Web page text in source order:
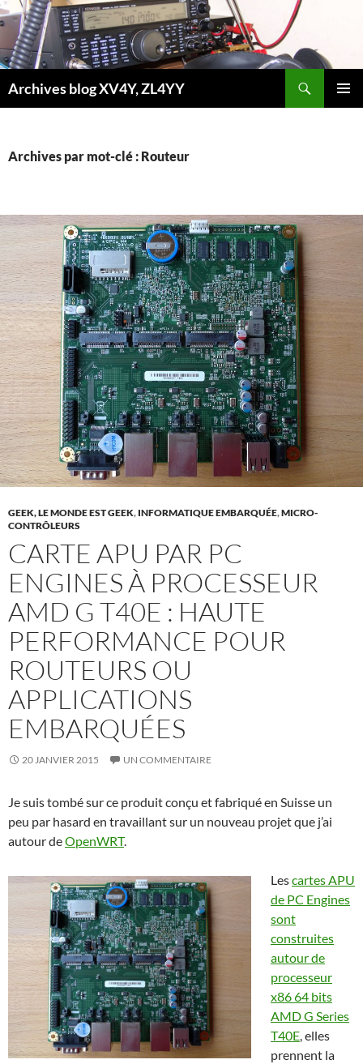
Aller
au
contenu
Archives blog XV4Y, ZL4YY
Archives par mot-clé : Routeur
GEEK, LE MONDE EST GEEK, INFORMATIQUE EMBARQUÉE,MICRO-
CONTRÔLEURS
CARTE APU PAR PC
ENGINES À PROCESSEUR
AMD G T40E : HAUTE
PERFORMANCE POUR
ROUTEURS OU
APPLICATIONS
EMBARQUÉES
20 JANVIER 2015 UN COMMENTAIRE
Je suis tombé sur ce produit conçu et fabriqué en Suisse un
peu par hasard en travaillant sur un nouveau projet que j’ai
autour deOpenWRT.
Lescartes APU
de PC Engines
sont
construites
autour de
processeur
x86 64 bits
AMD G Series
T40E, elles
prennent la